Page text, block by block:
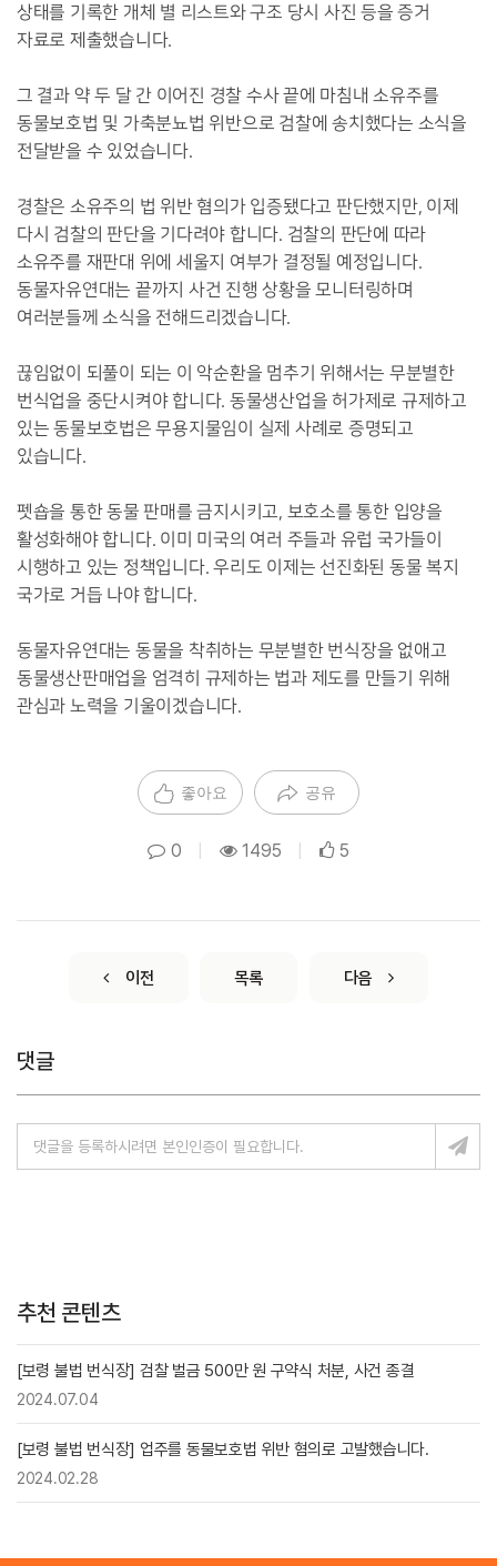
상태를 기록한 개체 별 리스트와 구조 당시 사진 등을 증거
자료로 제출했습니다.
그 결과 약 두 달 간 이어진 경찰 수사 끝에 마침내 소유주를
동물보호법 및 가축분뇨법 위반으로 검찰에 송치했다는 소식을
전달받을 수 있었습니다.
경찰은 소유주의 법 위반 혐의가 입증됐다고 판단했지만, 이제
다시 검찰의 판단을 기다려야 합니다. 검찰의 판단에 따라
소유주를 재판대 위에 세울지 여부가 결정될 예정입니다.
동물자유연대는 끝까지 사건 진행 상황을 모니터링하며
여러분들께 소식을 전해드리겠습니다.
끊임없이 되풀이 되는 이 악순환을 멈추기 위해서는 무분별한
번식업을 중단시켜야 합니다. 동물생산업을 허가제로 규제하고
있는 동물보호법은 무용지물임이 실제 사례로 증명되고
있습니다.
펫숍을 통한 동물 판매를 금지시키고, 보호소를 통한 입양을
활성화해야 합니다. 이미 미국의 여러 주들과 유럽 국가들이
시행하고 있는 정책입니다. 우리도 이제는 선진화된 동물 복지
국가로 거듭 나야 합니다.
동물자유연대는 동물을 착취하는 무분별한 번식장을 없애고
동물생산판매업을 엄격히 규제하는 법과 제도를 만들기 위해
관심과 노력을 기울이겠습니다.
좋아요 공유
0 1495 5
이전 목록 다음
댓글
추천 콘텐츠
[보령 불법 번식장] 검찰 벌금 500만 원 구약식 처분, 사건 종결
2024.07.04
[보령 불법 번식장] 업주를 동물보호법 위반 혐의로 고발했습니다.
2024.02.28